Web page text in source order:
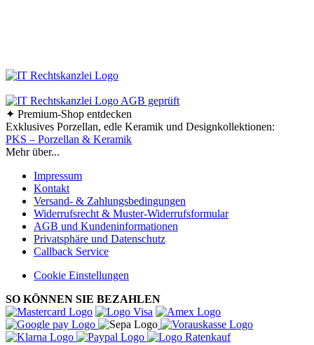
✦ Premium-Shop entdecken
Exklusives Porzellan, edle Keramik und Designkollektionen:
PKS – Porzellan & Keramik
Mehr über...
Impressum
Kontakt
Versand- & Zahlungsbedingungen
Widerrufsrecht & Muster-Widerrufsformular
AGB und Kundeninformationen
Privatsphäre und Datenschutz
Callback Service
Cookie Einstellungen
SO KÖNNEN SIE BEZAHLEN